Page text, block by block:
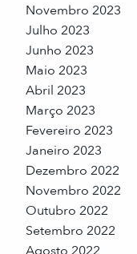
Novembro 2023
Julho 2023
Junho 2023
Maio 2023
Abril 2023
Março 2023
Fevereiro 2023
Janeiro 2023
Dezembro 2022
Novembro 2022
Outubro 2022
Setembro 2022